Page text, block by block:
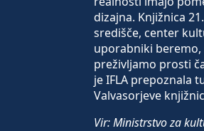
dizajna. Knjižnica
središče, center
uporabniki beremo,
preživljamo prosti
je IFLA prepoznala
Valvasorjeve
Vir: Ministrstvo za